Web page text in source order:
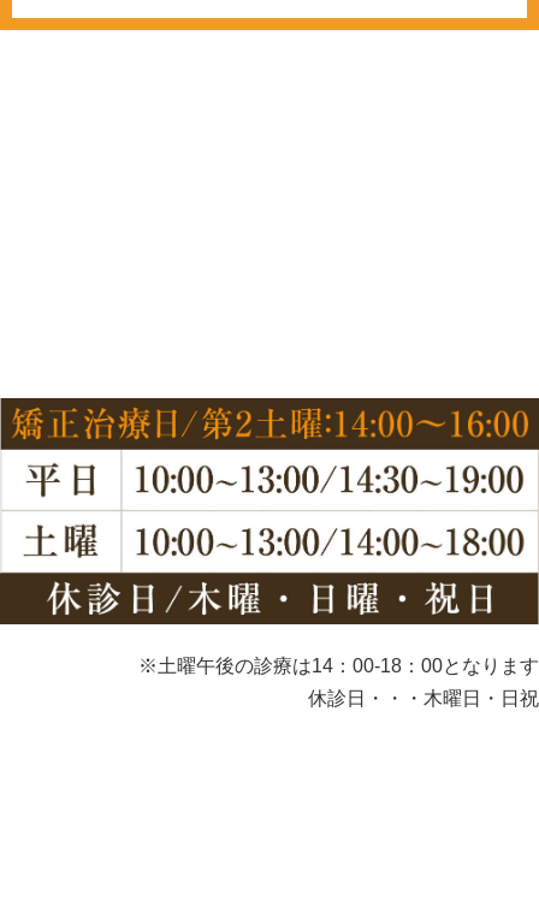
※土曜午後の診療は14：00-18：00となります
休診日・・・木曜日・日祝